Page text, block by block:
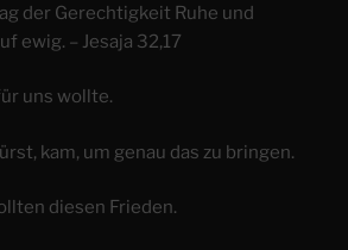
der Gerechtigkeit Ruhe und
ewig. – Jesaja 32,17
uns wollte.
kam, um genau das zu bringen.
diesen Frieden.